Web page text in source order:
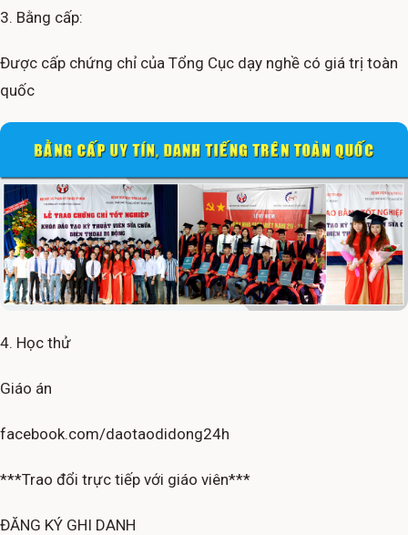
3. Bằng cấp:
Được cấp chứng chỉ của Tổng Cục dạy nghề có giá trị toàn
quốc
4. Học thử
Giáo án
facebook.com/daotaodidong24h
***Trao đổi trực tiếp với giáo viên***
ĐĂNG KÝ GHI DANH